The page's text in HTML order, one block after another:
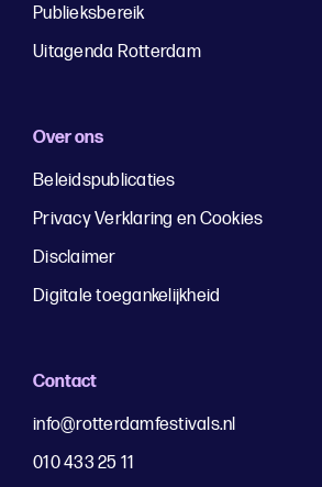
Publieksbereik
Uitagenda Rotterdam
Over ons
Beleidspublicaties
Privacy Verklaring en Cookies
Disclaimer
Digitale toegankelijkheid
Contact
info@rotterdamfestivals.nl
010 433 25 11